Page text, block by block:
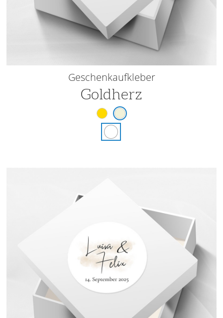
Geschenkaufkleber
Goldherz